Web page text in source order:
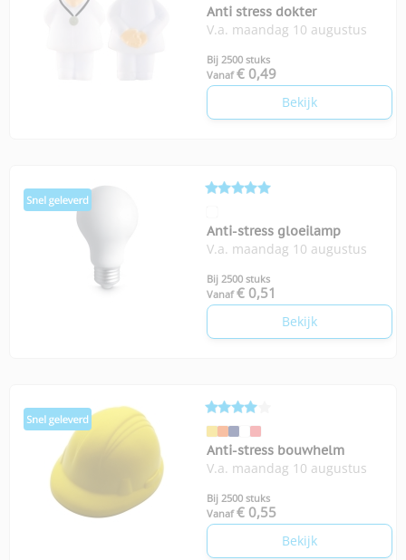
Anti stress dokter
V.a. maandag 10 augustus
Bij 2500 stuks
Vanaf € 0,49
Bekijk
Anti-stress gloeilamp
V.a. maandag 10 augustus
Bij 2500 stuks
Vanaf € 0,51
Bekijk
Anti-stress bouwhelm
V.a. maandag 10 augustus
Bij 2500 stuks
Vanaf € 0,55
Bekijk